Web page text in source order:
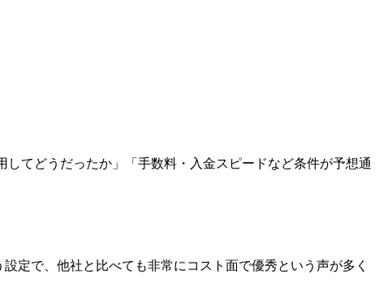
てどうだったか」「手数料・入金スピードなど条件が予想通
定で、他社と比べても非常にコスト面で優秀という声が多く